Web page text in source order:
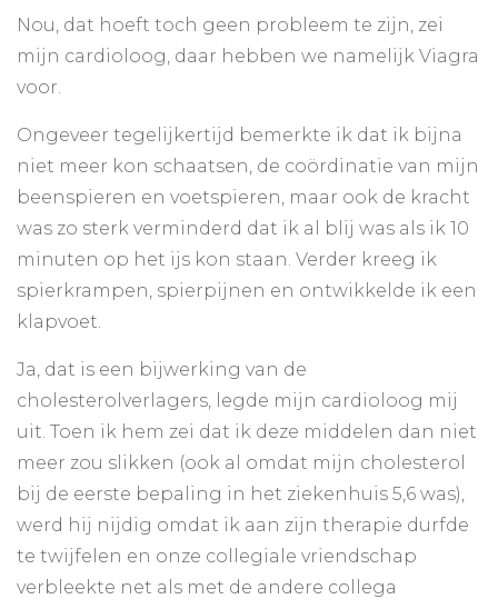
Nou, dat hoeft toch geen probleem te zijn, zei
mijn cardioloog, daar hebben we namelijk Viagra
voor.
Ongeveer tegelijkertijd bemerkte ik dat ik bijna
niet meer kon schaatsen, de coördinatie van mijn
beenspieren en voetspieren, maar ook de kracht
was zo sterk verminderd dat ik al blij was als ik 10
minuten op het ijs kon staan. Verder kreeg ik
spierkrampen, spierpijnen en ontwikkelde ik een
klapvoet.
Ja, dat is een bijwerking van de
cholesterolverlagers, legde mijn cardioloog mij
uit. Toen ik hem zei dat ik deze middelen dan niet
meer zou slikken (ook al omdat mijn cholesterol
bij de eerste bepaling in het ziekenhuis 5,6 was),
werd hij nijdig omdat ik aan zijn therapie durfde
te twijfelen en onze collegiale vriendschap
verbleekte net als met de andere collega